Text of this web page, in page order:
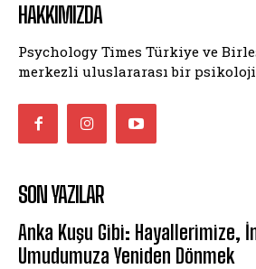
HAKKIMIZDA
Psychology Times Türkiye ve
merkezli uluslararası bir
SON YAZILAR
Anka Kuşu Gibi: Hayallerimize,
Umudumuza Yeniden Dönmek